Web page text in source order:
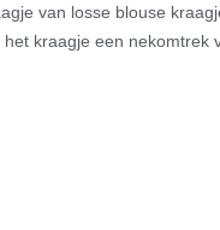
van losse blouse
kraagje een nekomtrek